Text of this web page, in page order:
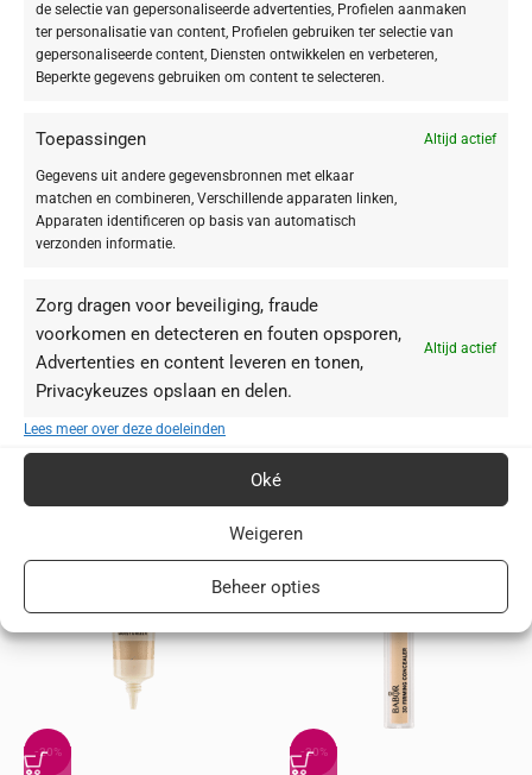
de selectie van gepersonaliseerde advertenties, Profielen aanmaken
ter personalisatie van content, Profielen gebruiken ter selectie van
gepersonaliseerde content, Diensten ontwikkelen en verbeteren,
Beperkte gegevens gebruiken om content te selecteren.
Toepassingen Altijd actief
Gegevens uit andere gegevensbronnen met elkaar
matchen en combineren, Verschillende apparaten linken,
Apparaten identificeren op basis van automatisch
verzonden informatie.
Zorg dragen voor beveiliging, fraude
voorkomen en detecteren en fouten opsporen,
Advertenties en content leveren en tonen,
Privacykeuzes opslaan en delen.
Altijd actief
Lees meer over deze doeleinden
Oké
Weigeren
Beheer opties
Make-up met verzorgende power uit de Hydra Plus ampullen!
De werkstoffen uit de Hydra Plus-ampul zitten ook in deze Liquid
huid weer in balans
fris en verzorgd
Toepassing
(haarlijn, kaaklijn) zorgvuldig uitvegen.
Je zou ook kunnen houden van …
-20% -20%